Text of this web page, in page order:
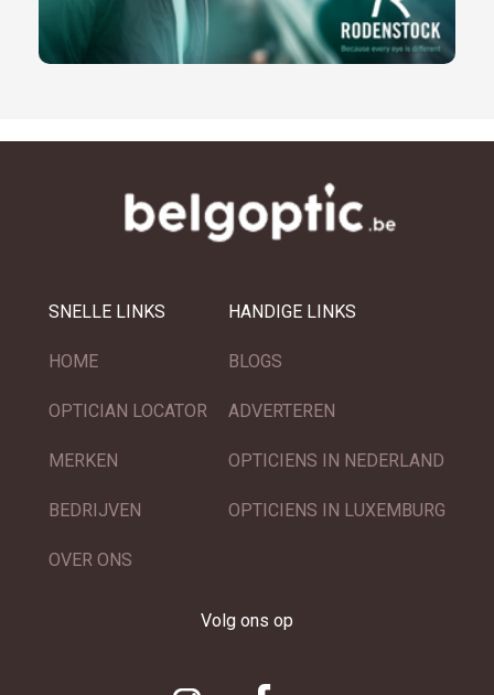
SNELLE LINKS
HOME
OPTICIAN LOCATOR
MERKEN
BEDRIJVEN
OVER ONS
HANDIGE LINKS
BLOGS
ADVERTEREN
OPTICIENS IN NEDERLAND
OPTICIENS IN LUXEMBURG
Volg ons op